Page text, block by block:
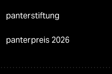
panterstiftung
panterpreis 2026